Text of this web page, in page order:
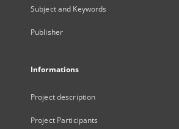
Subject and Keywords
Publisher
Informations
Project description
Project Participants